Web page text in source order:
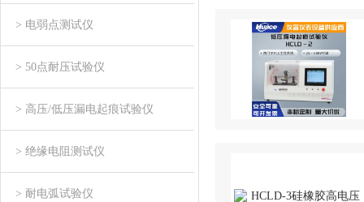
> 电弱点测试仪
> 50点耐压试验仪
> 高压/低压漏电起痕试验仪
> 绝缘电阻测试仪
> 耐电弧试验仪